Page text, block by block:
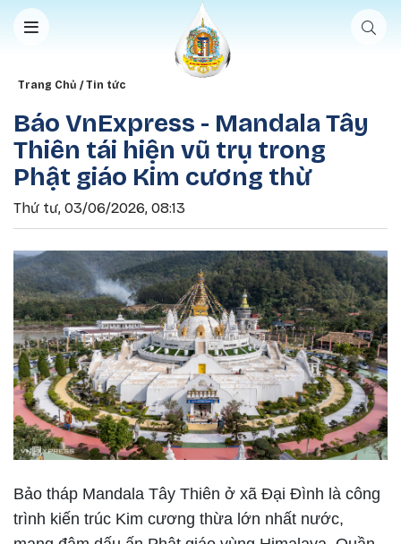
Nhảy đến nội dung
Breadcrumb
Trang Chủ Tin tức
Báo VnExpress - Mandala Tây
Thiên tái hiện vũ trụ trong
Phật giáo Kim cương thừ
Thứ tư, 03/06/2026, 08:13
Bảo tháp Mandala Tây Thiên ở xã Đại Đình là công
trình kiến trúc Kim cương thừa lớn nhất nước,